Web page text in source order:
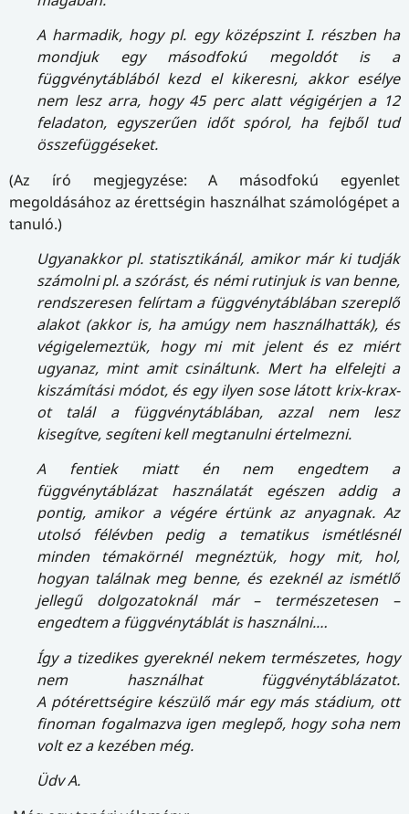
A harmadik, hogy pl. egy középszint I. részben ha
mondjuk egy másodfokú megoldót is a
függvénytáblából kezd el kikeresni, akkor esélye
nem lesz arra, hogy 45 perc alatt végigérjen a 12
feladaton, egyszerűen időt spórol, ha fejből tud
összefüggéseket.
(Az író megjegyzése: A másodfokú egyenlet
megoldásához az érettségin használhat számológépet a
tanuló.)
Ugyanakkor pl. statisztikánál, amikor már ki tudják
számolni pl. a szórást, és némi rutinjuk is van benne,
rendszeresen felírtam a függvénytáblában szereplő
alakot (akkor is, ha amúgy nem használhatták), és
végigelemeztük, hogy mi mit jelent és ez miért
ugyanaz, mint amit csináltunk. Mert ha elfelejti a
kiszámítási módot, és egy ilyen sose látott krix-krax-
ot talál a függvénytáblában, azzal nem lesz
kisegítve, segíteni kell megtanulni értelmezni.
A fentiek miatt én nem engedtem a
függvénytáblázat használatát egészen addig a
pontig, amikor a végére értünk az anyagnak. Az
utolsó félévben pedig a tematikus ismétlésnél
minden témakörnél megnéztük, hogy mit, hol,
hogyan találnak meg benne, és ezeknél az ismétlő
jellegű dolgozatoknál már – természetesen –
engedtem a függvénytáblát is használni.…
Így a tizedikes gyereknél nekem természetes, hogy
nem használhat függvénytáblázatot.
A pótérettségire készülő már egy más stádium, ott
finoman fogalmazva igen meglepő, hogy soha nem
volt ez a kezében még.
Üdv A.